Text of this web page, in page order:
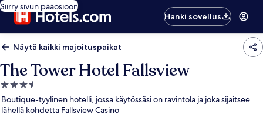
Siirry sivun pääosioon
Hanki sovellus
Näytä kaikki majoituspaikat
The Tower Hotel Fallsview
3.5
tähden
majoituspaikka
Boutique-tyylinen hotelli, jossa käytössäsi on ravintola ja joka sijaitsee
lähellä kohdetta Fallsview Casino